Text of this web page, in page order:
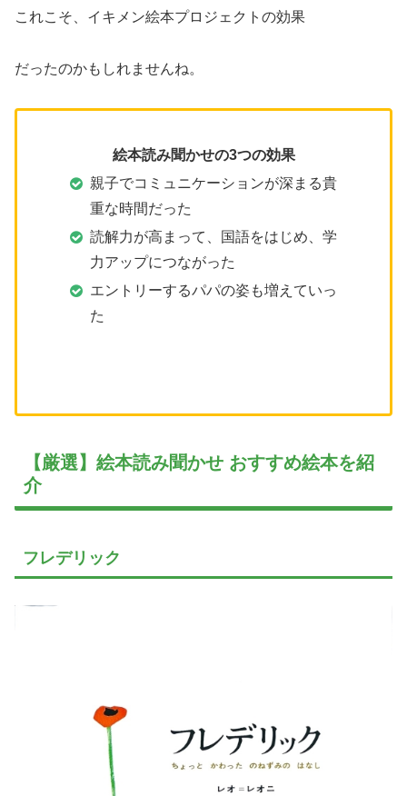
これこそ、イキメン絵本プロジェクトの効果
だったのかもしれませんね。
絵本読み聞かせの3つの効果
親子でコミュニケーションが深まる貴
重な時間だった
読解力が高まって、国語をはじめ、学
力アップにつながった
エントリーするパパの姿も増えていっ
た
【厳選】絵本読み聞かせ おすすめ絵本を紹
介
フレデリック